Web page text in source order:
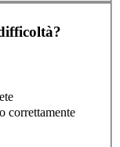
correttamente